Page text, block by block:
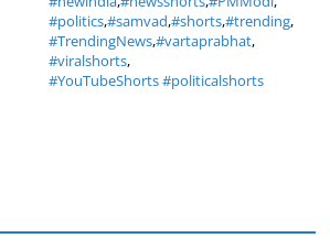
#politics,#samvad,#shorts,#trending,
#TrendingNews,#vartaprabhat,
#viralshorts,
#YouTubeShorts #politicalshorts